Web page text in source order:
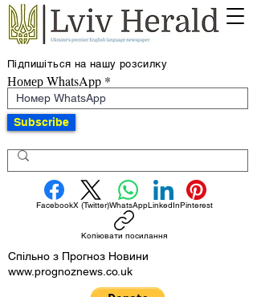
Підпишіться на нашу розсилку
Номер WhatsApp
Subscribe
FacebookX (Twitter)WhatsAppLinkedInPinterest
Копіювати посилання
Спільно з Прогноз Новини
www.prognoznews.co.uk